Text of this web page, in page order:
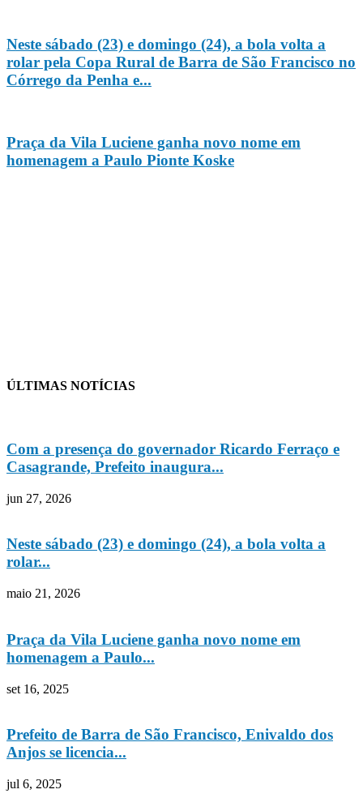
Neste sábado (23) e domingo (24), a bola volta a
rolar pela Copa Rural de Barra de São Francisco no
Córrego da Penha e...
Praça da Vila Luciene ganha novo nome em
homenagem a Paulo Pionte Koske
ÚLTIMAS NOTÍCIAS
Com a presença do governador Ricardo Ferraço e
Casagrande, Prefeito inaugura...
jun 27, 2026
Neste sábado (23) e domingo (24), a bola volta a
rolar...
maio 21, 2026
Praça da Vila Luciene ganha novo nome em
homenagem a Paulo...
set 16, 2025
Prefeito de Barra de São Francisco, Enivaldo dos
Anjos se licencia...
jul 6, 2025